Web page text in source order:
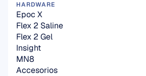
HARDWARE
Epoc X
Flex 2 Saline
Flex 2 Gel
Insight
MN8
Accesorios